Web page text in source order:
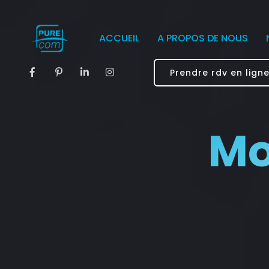
ACCUEIL A PROPOS DE NOUS
Prendre rdv en ligne